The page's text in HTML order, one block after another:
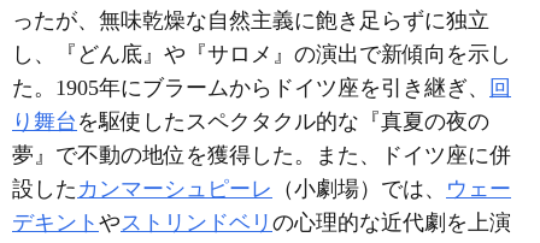
ったが、無味乾燥な自然主義に飽き足らずに独立
し、『どん底』や『サロメ』の演出で新傾向を示し
た。1905年にブラームからドイツ座を引き継ぎ、
回
り舞台 を駆使したスペクタクル的な『真夏の夜の
夢』で不動の地位を獲得した。また、ドイツ座に併
設した カンマーシュピーレ （小劇場）では、 ウェー
デキント やストリンドベリ の心理的な近代劇を上演